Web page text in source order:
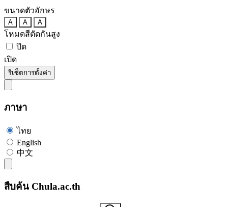
ขนาดตัวอักษร
A A A
โหมดสีตัดกันสูง
ปิด
เปิด
รีเซ็ตการตั้งค่า
ภาษา
ไทย
English
中文
สืบค้น Chula.ac.th